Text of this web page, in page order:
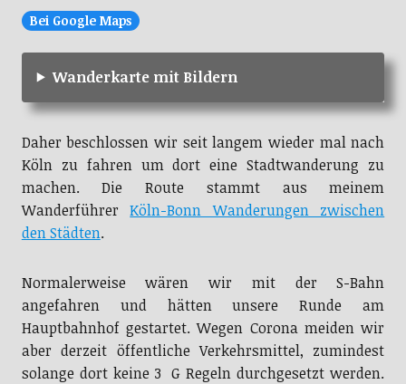
Bei Google Maps
Wanderkarte mit Bildern
Daher beschlossen wir seit langem wieder mal nach
Köln zu fahren um dort eine Stadtwanderung zu
machen. Die Route stammt aus meinem
WanderführerKöln-Bonn Wanderungen zwischen
den Städten.
Normalerweise wären wir mit der S-Bahn
angefahren und hätten unsere Runde am
Hauptbahnhof gestartet. Wegen Corona meiden wir
aber derzeit öffentliche Verkehrsmittel, zumindest
solange dort keine 3 G Regeln durchgesetzt werden.